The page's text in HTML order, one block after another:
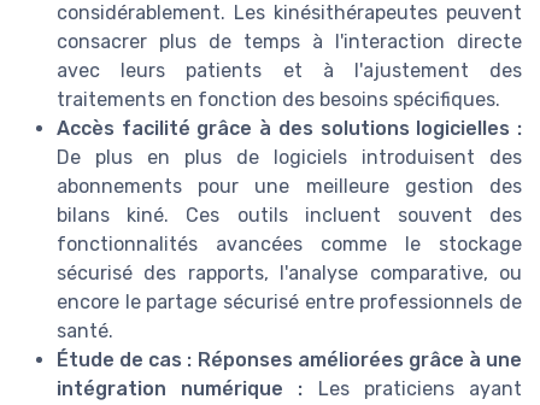
considérablement. Les kinésithérapeutes peuvent
consacrer plus de temps à l'interaction directe
avec leurs patients et à l'ajustement des
traitements en fonction des besoins spécifiques.
Accès facilité grâce à des solutions logicielles :
De plus en plus de logiciels introduisent des
abonnements pour une meilleure gestion des
bilans kiné. Ces outils incluent souvent des
fonctionnalités avancées comme le stockage
sécurisé des rapports, l'analyse comparative, ou
encore le partage sécurisé entre professionnels de
santé.
Étude de cas : Réponses améliorées grâce à une
intégration numérique : Les praticiens ayant